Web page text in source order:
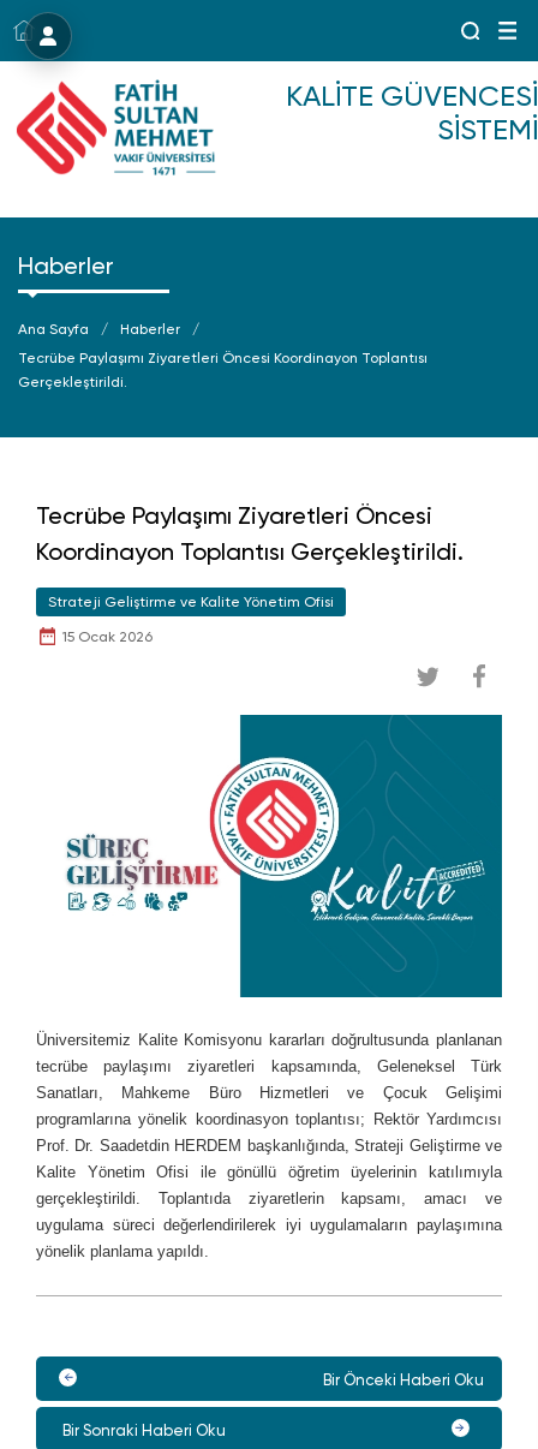
KALITE GÜVENCESI
SISTEMI
Menü
Haberler
Ana Sayfa
Haberler
Tecrübe Paylaşımı Ziyaretleri Öncesi Koordinayon Toplantısı
Gerçekleştirildi.
Tecrübe Paylaşımı Ziyaretleri Öncesi
Koordinayon Toplantısı Gerçekleştirildi.
Strateji Geliştirme ve Kalite Yönetim Ofisi
15 Ocak 2026
Üniversitemiz Kalite Komisyonu kararları doğrultusunda planlanan
tecrübe paylaşımı ziyaretleri kapsamında, Geleneksel Türk
Sanatları, Mahkeme Büro Hizmetleri ve Çocuk Gelişimi
programlarına yönelik koordinasyon toplantısı; Rektör Yardımcısı
Prof. Dr. Saadetdin HERDEM başkanlığında, Strateji Geliştirme ve
Kalite Yönetim Ofisi ile gönüllü öğretim üyelerinin katılımıyla
gerçekleştirildi. Toplantıda ziyaretlerin kapsamı, amacı ve
uygulama süreci değerlendirilerek iyi uygulamaların paylaşımına
yönelik planlama yapıldı.
Bir Önceki Haberi Oku
Bir Sonraki Haberi Oku